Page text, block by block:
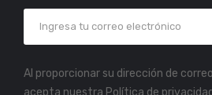
Al proporcionar su dirección de
acepta nuestra Política de privacidad